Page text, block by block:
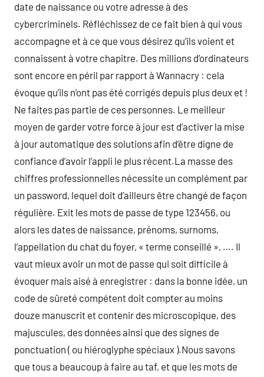
date de naissance ou votre adresse à des
cybercriminels. Réfléchissez de ce fait bien à qui vous
accompagne et à ce que vous désirez qu’ils voient et
connaissent à votre chapitre. Des millions d’ordinateurs
sont encore en péril par rapport à Wannacry : cela
évoque qu’ils n’ont pas été corrigés depuis plus deux et !
Ne faites pas partie de ces personnes. Le meilleur
moyen de garder votre force à jour est d’activer la mise
à jour automatique des solutions afin d’être digne de
confiance d’avoir l’appli le plus récent.La masse des
chiffres professionnelles nécessite un complément par
un password, lequel doit d’ailleurs être changé de façon
régulière. Exit les mots de passe de type 123456, ou
alors les dates de naissance, prénoms, surnoms,
l’appellation du chat du foyer, « terme conseillé », …. Il
vaut mieux avoir un mot de passe qui soit difficile à
évoquer mais aisé à enregistrer : dans la bonne idée, un
code de sûreté compétent doit compter au moins
douze manuscrit et contenir des microscopique, des
majuscules, des données ainsi que des signes de
ponctuation ( ou hiéroglyphe spéciaux ).Nous savons
que tous a beaucoup à faire au taf, et que les mots de